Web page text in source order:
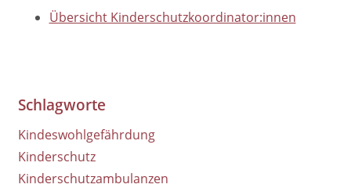
Übersicht Kinderschutzkoordinator:innen
Schlagworte
Kindeswohlgefährdung
Kinderschutz
Kinderschutzambulanzen